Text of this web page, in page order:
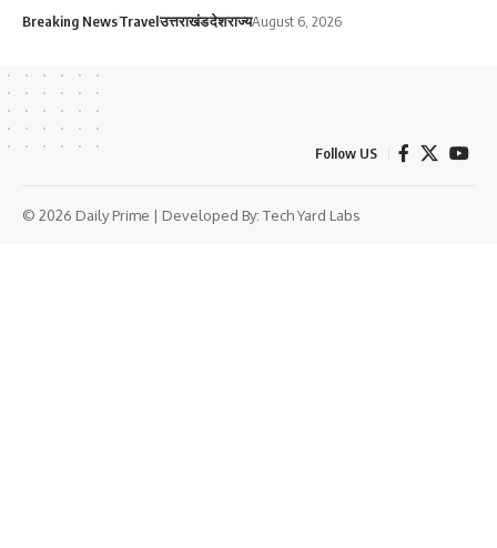
Breaking NewsTravelउत्तराखंडदेशराज्यAugust 6, 2026
Follow US
© 2026 Daily Prime | Developed By: Tech Yard Labs